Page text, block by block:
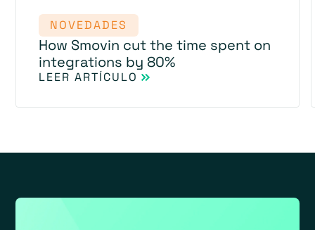
NOVEDADES
How Smovin cut the time spent on
integrations by 80%
LEER ARTÍCULO